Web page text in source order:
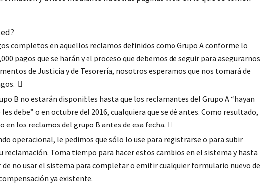
completos en aquellos reclamos definidos como Grupo A conforme lo
pagos que se harán y el proceso que debemos de seguir para asegurarnos
de Justicia y de Tesorería, nosotros esperamos que nos tomará de

B no estarán disponibles hasta que los reclamantes del Grupo A “hayan
debe” o en octubre del 2016, cualquiera que se dé antes. Como resultado,
los reclamos del grupo B antes de esa fecha. 
operacional, le pedimos que sólo lo use para registrarse o para subir
reclamación. Toma tiempo para hacer estos cambios en el sistema y hasta
no usar el sistema para completar o emitir cualquier formulario nuevo de
ya existente.